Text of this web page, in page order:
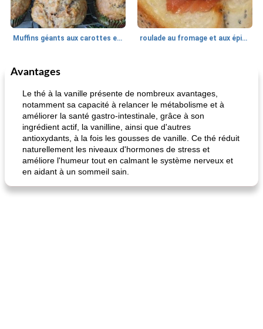
Muffins géants aux carottes et à la banane de Nif roulade au fromage et aux épinards
Marques de confiance: recettes et
fiesta tostadas le méga's jopp joes
Avantages
Le thé à la vanille présente de nombreux avantages,
notamment sa capacité à relancer le métabolisme et à
améliorer la santé gastro-intestinale, grâce à son
ingrédient actif, la vanilline, ainsi que d'autres
antioxydants, à la fois les gousses de vanille. Ce thé réduit
naturellement les niveaux d'hormones de stress et
améliore l'humeur tout en calmant le système nerveux et
en aidant à un sommeil sain.